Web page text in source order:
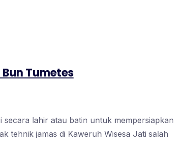
Tumetes
lahir atau batin untuk mempersiapkan
tehnik jamas di Kaweruh Wisesa Jati salah